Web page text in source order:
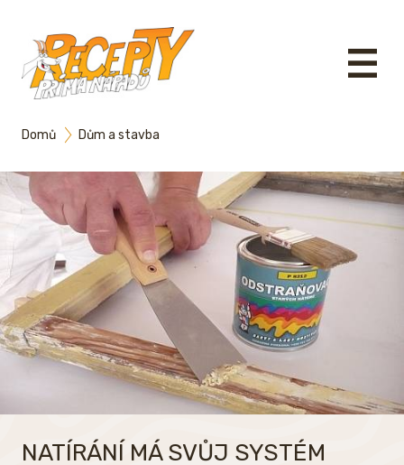
Domů Dům a stavba
NATÍRÁNÍ MÁ SVŮJ SYSTÉM